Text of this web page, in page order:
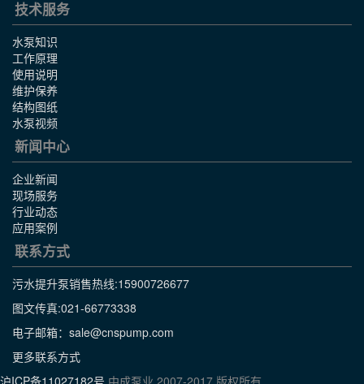
技术服务
水泵知识
工作原理
使用说明
维护保养
结构图纸
水泵视频
新闻中心
企业新闻
现场服务
行业动态
应用案例
联系方式
污水提升泵销售热线:15900726677
图文传真:021-66773338
电子邮箱：sale@cnspump.com
更多联系方式
沪ICP备11027182号 中成泵业 2007-2017 版权所有